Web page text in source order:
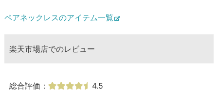
ペアネックレスのアイテム一覧
楽天市場店でのレビュー
総合評価：
4.5